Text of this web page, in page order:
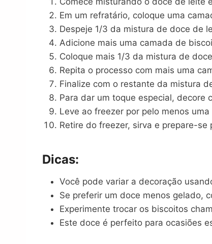
Em um refratário, coloque uma
Despeje 1/3 da mistura de doce de
Adicione mais uma camada de
Coloque mais 1/3 da mistura de
Repita o processo com mais uma
Finalize com o restante da mistura
Para dar um toque especial, decore
Leve ao freezer por pelo menos
Retire do freezer, sirva e prepare-se
Dicas:
Você pode variar a decoração
Se preferir um doce menos gelado,
Experimente trocar os biscoitos
Este doce é perfeito para ocasiões